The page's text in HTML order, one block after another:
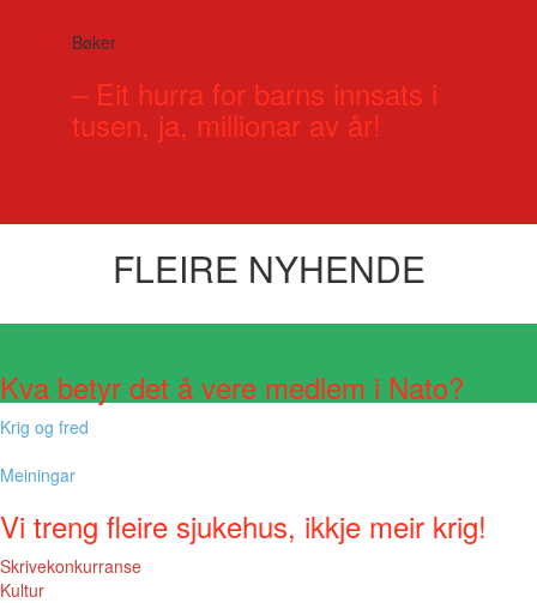
Bøker
– Eit hurra for barns innsats i
tusen, ja, millionar av år!
FLEIRE NYHENDE
Kva betyr det å vere medlem i Nato?
Krig og fred
Meiningar
Vi treng fleire sjukehus, ikkje meir krig!
Skrivekonkurranse
Kultur